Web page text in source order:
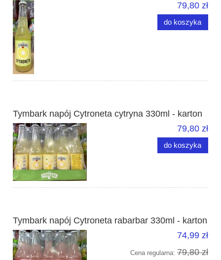
79,80 zł
do koszyka
Tymbark napój Cytroneta cytryna 330ml - karton
79,80 zł
do koszyka
Tymbark napój Cytroneta rabarbar 330ml - karton
74,99 zł
Cena regularna: 79,80 zł